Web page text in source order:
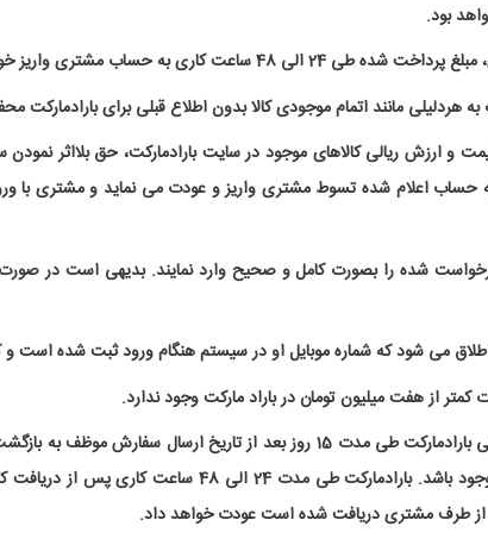
بود.
کاری به حساب مشتری واریز خواهد شد.
مانند اتمام موجودی کالا بدون اطلاع قبلی برای بارادمارکت
و ارزش ریالی کالاهای موجود در سایت بارادمارکت، حق بلااثر
24 الی 48 ساعت کاری به حساب اعلام شده تسوط مشتری واریز و عودت می
شده را بصورت کامل و صحیح وارد نمایند. بدیهی است در صورت
می شود که شماره موبایل او در سیستم هنگام ورود ثبت شده است
از هفت میلیون تومان در باراد مارکت وجود ندارد.
- در صورت عدم رضایت مشتری از کالای ارسالی بارادمارکت طی مدت 15
باشد و محتویات کارتن بصورت تمام و کمال موجود
از طرف مشتری دریافت شده است عودت خواهد داد.